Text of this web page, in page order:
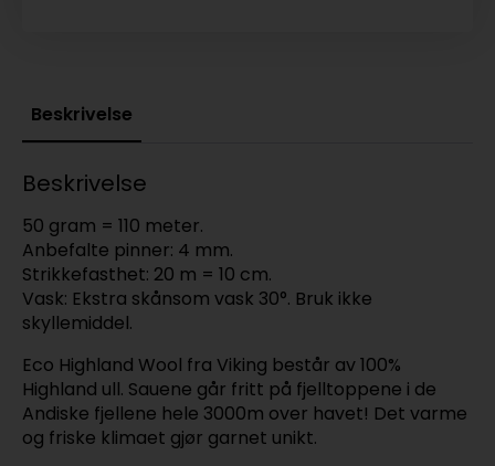
Beskrivelse
Beskrivelse
50 gram = 110 meter.
Anbefalte pinner: 4 mm.
Strikkefasthet: 20 m = 10 cm.
Vask: Ekstra skånsom vask 30°. Bruk ikke
skyllemiddel.
Eco Highland Wool fra Viking består av 100%
Highland ull. Sauene går fritt på fjelltoppene i de
Andiske fjellene hele 3000m over havet! Det varme
og friske klimaet gjør garnet unikt.